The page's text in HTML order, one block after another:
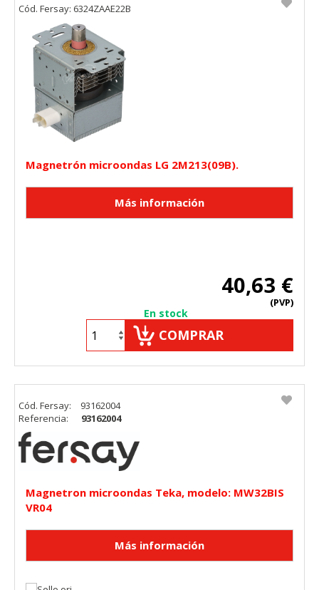
Magnetrón microondas LG 2M213(09B).
40,63 €
(PVP)
En stock
COMPRAR
Cód. Fersay: 6324ZAAE22B
Magnetron microondas Teka, modelo: MW32BIS
VR04
Cód. Fersay:
93162004
Referencia:
93162004